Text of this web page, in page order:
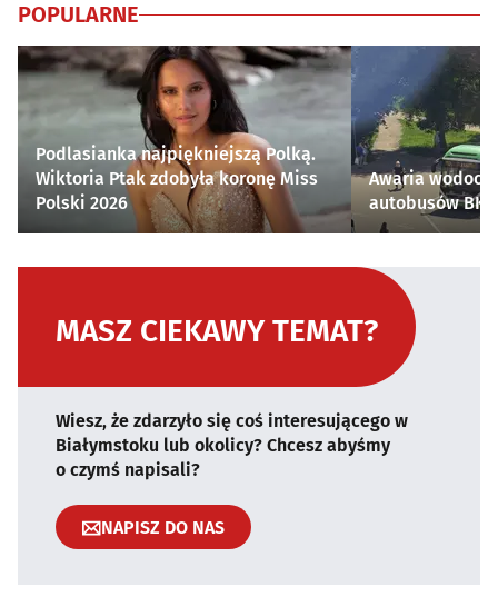
POPULARNE
Podlasianka najpiękniejszą Polką.
Wiktoria Ptak zdobyła koronę Miss
Polski 2026
Awaria
autobusów
MASZ CIEKAWY TEMAT?
Wiesz, że zdarzyło się coś interesującego w
Białymstoku lub okolicy? Chcesz abyśmy
o czymś napisali?
NAPISZ DO NAS